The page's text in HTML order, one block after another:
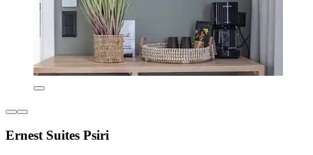
Ernest Suites Psiri